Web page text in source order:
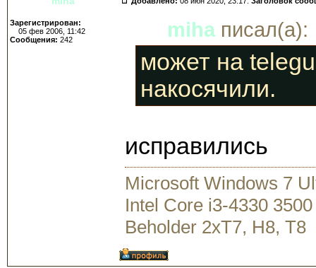
Зарегистрирован:
05 фев 2006, 11:42
Сообщения: 242 miha писал(а):
может на
накосячили.
исправились
Microsoft Windows 7
Intel Core i3-4330
Beholder 2xT7, H8, T8